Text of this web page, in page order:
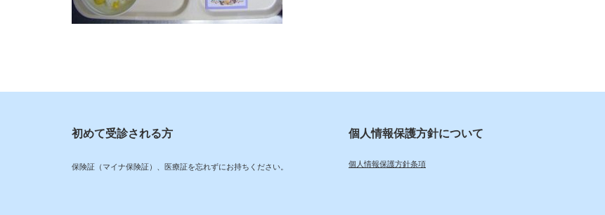
初めて受診される方
保険証（マイナ保険証）、医療証を忘れずにお持ちください。
個人情報保護方針について
個人情報保護方針条項